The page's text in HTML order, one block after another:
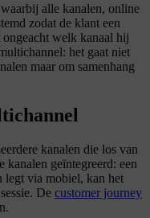
alle kanalen, online
zodat de klant een
ongeacht welk kanaal hij
het gaat niet
maar om samenhang
kanalen die los van
geïntegreerd: een
legt via mobiel, kan het
De customer journey